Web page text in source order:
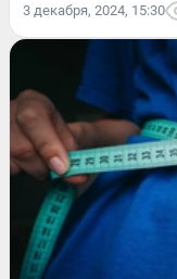
3 декабря, 2024, 15:30